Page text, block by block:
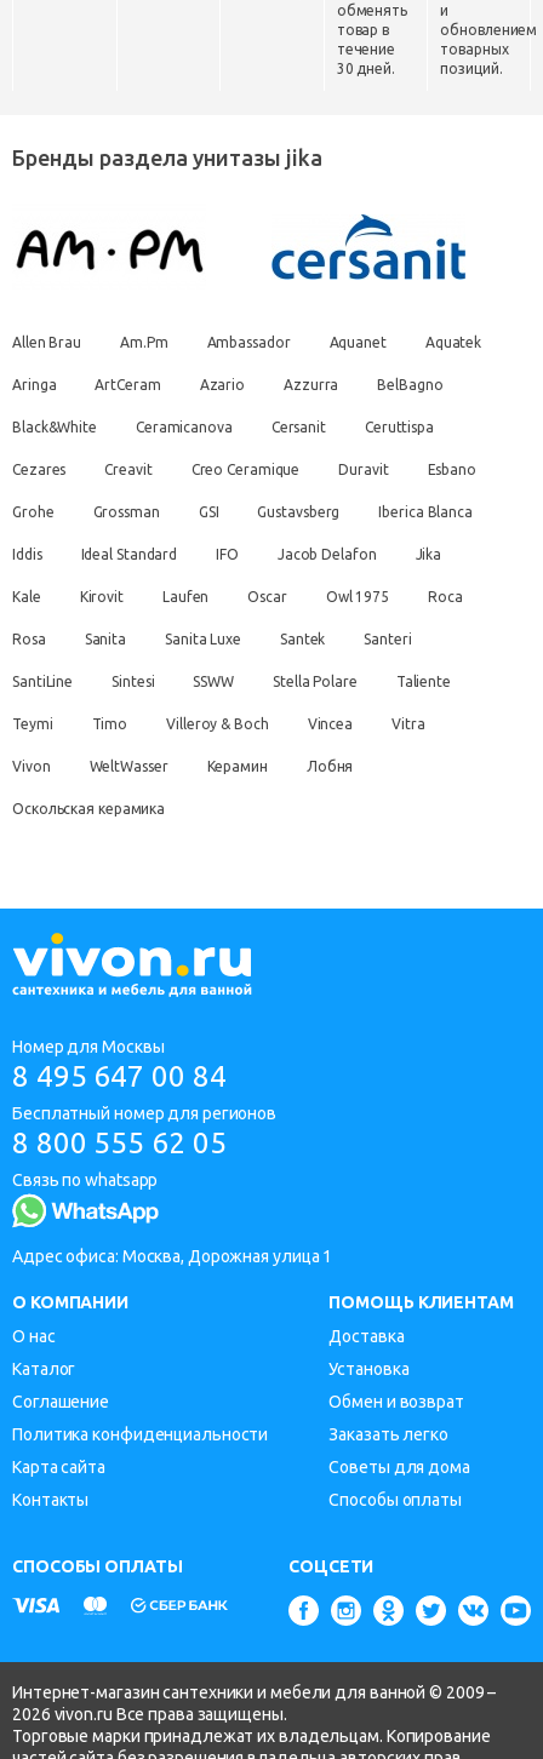
обменять
товар в
течение
30 дней.
и
обновлением
товарных
позиций.
Бренды раздела унитазы jika
Allen Brau Am.Pm Ambassador Aquanet Aquatek
Aringa ArtCeram Azario Azzurra BelBagno
Black&White Ceramicanova Cersanit Ceruttispa
Cezares Creavit Creo Ceramique Duravit Esbano
Grohe Grossman GSI Gustavsberg Iberica Blanca
Iddis Ideal Standard IFO Jacob Delafon Jika
Kale Kirovit Laufen Oscar Owl 1975 Roca
Rosa Sanita Sanita Luxe Santek Santeri
SantiLine Sintesi SSWW Stella Polare Taliente
Teymi Timo Villeroy & Boch Vincea Vitra
Vivon WeltWasser Керамин Лобня
Оскольская керамика
Номер для Москвы
8 495 647 00 84
Бесплатный номер для регионов
8 800 555 62 05
Связь по whatsapp
Адрес офиса: Москва, Дорожная улица 1
О КОМПАНИИ
О нас
Каталог
Соглашение
Политика конфиденциальности
Карта сайта
Контакты
ПОМОЩЬ КЛИЕНТАМ
Доставка
Установка
Обмен и возврат
Заказать легко
Советы для дома
Способы оплаты
СПОСОБЫ ОПЛАТЫ СОЦСЕТИ
Интернет-магазин сантехники и мебели для ванной © 2009 –
2026 vivon.ru Все права защищены.
Торговые марки принадлежат их владельцам. Копирование